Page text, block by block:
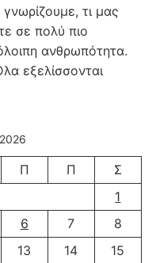
τι μας
σε πολύ πιο
ανθρωπότητα.
εξελίσσονται
Π Π
Σ
1
6 7
8
13 14
15